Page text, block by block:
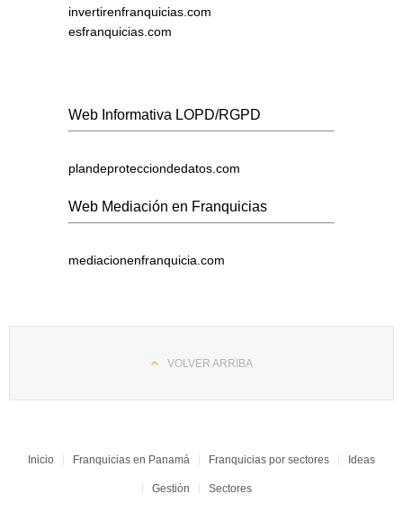
invertirenfranquicias.com
esfranquicias.com
Web Informativa LOPD/RGPD
plandeprotecciondedatos.com
Web Mediación en Franquicias
mediacionenfranquicia.com
VOLVER ARRIBA
Inicio Franquicias en Panamá Franquicias por sectores Ideas
Gestión Sectores